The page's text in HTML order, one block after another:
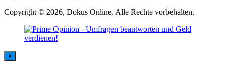
Copyright © 2026, Dokus Online. Alle Rechte vorbehalten.
×